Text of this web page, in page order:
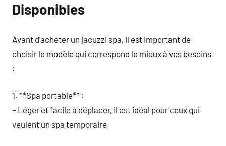
Disponibles
Avant d’acheter un jacuzzi spa, il est important de
choisir le modèle qui correspond le mieux à vos besoins
:
1. **Spa portable** :
– Léger et facile à déplacer, il est idéal pour ceux qui
veulent un spa temporaire.